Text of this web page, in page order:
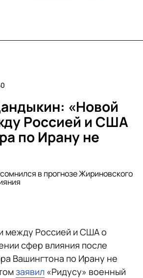
«Новой
Россией и США
по Ирану не
в прогнозе Жириновского
между Россией и США о
сфер влияния после
Вашингтона по Ирану не
заявил «Ридусу» военный